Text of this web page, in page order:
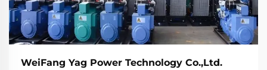
WeiFang Yag Power Technology Co.,Ltd.